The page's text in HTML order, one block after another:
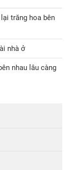
trăng hoa bên
nhà ở
nhau lâu càng